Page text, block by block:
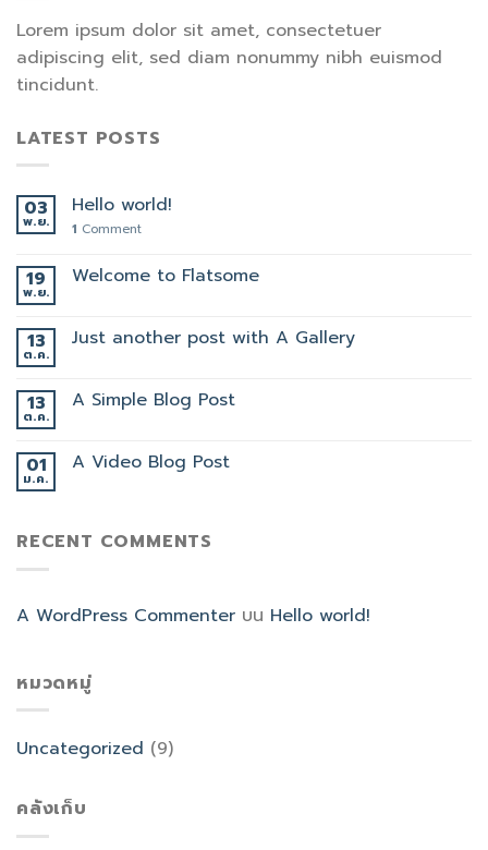
Lorem ipsum dolor sit amet, consectetuer
adipiscing elit, sed diam nonummy nibh euismod
tincidunt.
LATEST POSTS
03
พ.ย.
Hello world!
1 Comment
19
พ.ย.
Welcome to Flatsome
13
ต.ค.
Just another post with A Gallery
13
ต.ค.
A Simple Blog Post
01
ม.ค.
A Video Blog Post
RECENT COMMENTS
A WordPress Commenter บน Hello world!
หมวดหมู่
Uncategorized (9)
คลังเก็บ